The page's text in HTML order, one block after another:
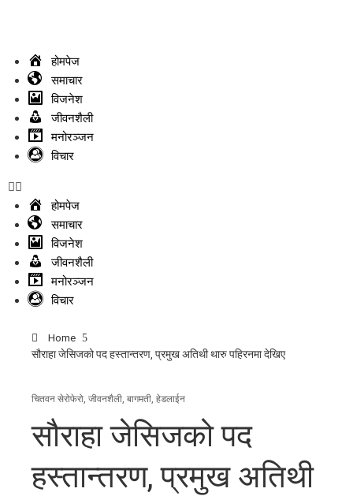
होमपेज
समाचार
विजनेश
जीवनशैली
मनोरञ्जन
विचार
होमपेज
समाचार
विजनेश
जीवनशैली
मनोरञ्जन
विचार
Home
सौराहा जेसिजको पद हस्तान्तरण, प्रमुख अतिथी थारु पहिरनमा देखिए
चितवन सेरोफेरो, जीवनशैली, बागमती, हेडलाईन
सौराहा जेसिजको पद
हस्तान्तरण, प्रमुख अतिथी